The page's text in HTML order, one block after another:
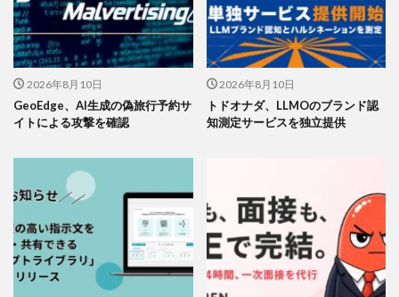
2026年8月10日
GeoEdge、AI生成の偽旅行予約サ
イトによる攻撃を確認
2026年8月10日
トドオナダ、LLMOのブランド認
知測定サービスを独立提供